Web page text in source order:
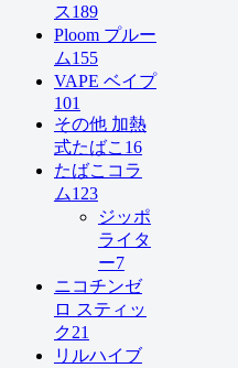
ス189
Ploom プルー
ム155
VAPE ベイプ
101
その他 加熱
式たばこ 16
たばこコラ
ム123
ジッポ
ライタ
ー7
ニコチンゼ
ロ スティッ
ク21
リルハイブ